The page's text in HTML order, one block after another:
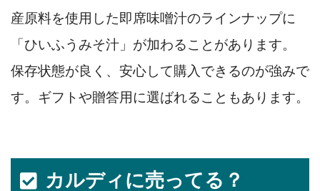
産原料を使用した即席味噌汁のラインナップに
「ひいふうみそ汁」が加わることがあります。
保存状態が良く、安心して購入できるのが強みで
す。ギフトや贈答用に選ばれることもあります。
カルディに売ってる？